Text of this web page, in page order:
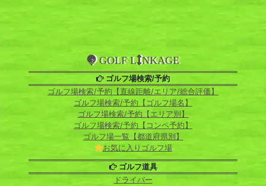
GOLF L NKAGE
ゴルフ場検索/予約
ゴルフ場検索/予約【直線距離/エリア/総合評価】
ゴルフ場検索/予約【ゴルフ場名】
ゴルフ場検索/予約【エリア別】
ゴルフ場検索/予約【コンペ予約】
ゴルフ場一覧【都道府県別】
お気に入りゴルフ場
ゴルフ道具
ドライバー